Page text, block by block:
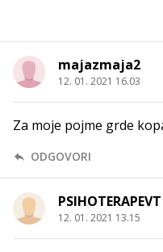
majazmaja2
12. 01. 2021 16.03
Za moje pojme grde
ODGOVORI
PSIHOTERAPEVT
12. 01. 2021 13.15